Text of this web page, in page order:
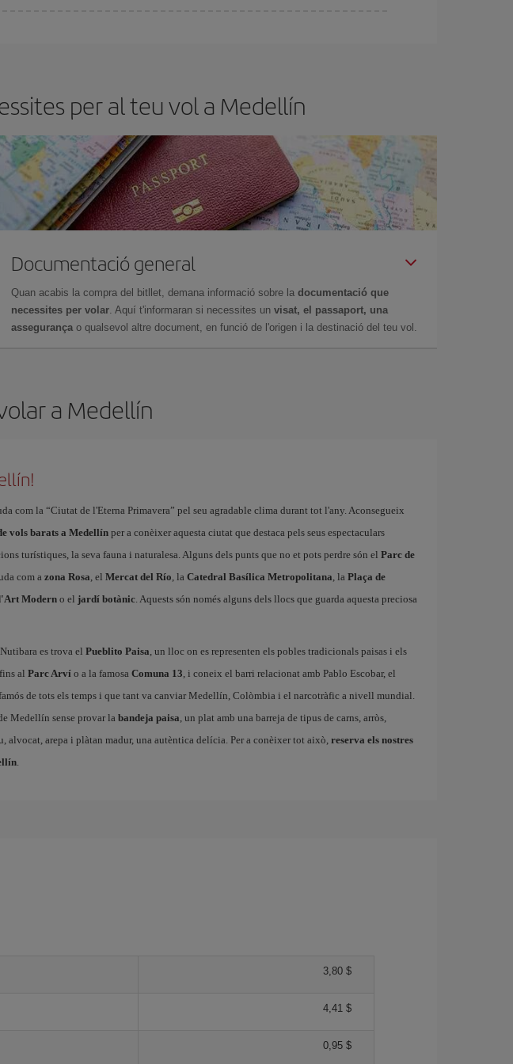
per al teu vol a Medellín
Documentació general
Quan acabis la compra del bitllet, demana informació sobre la documentació que
necessites per volar . Aquí t'informaran si necessites un visat, el passaport, una
assegurança o qualsevol altre document, en funció de l'origen i la destinació del teu vol.
a Medellín
com la “Ciutat de l'Eterna Primavera” pel seu agradable clima durant tot l'any. Aconsegueix
vols barats a Medellínper a conèixer aquesta ciutat que destaca pels seus espectaculars
turístiques, la seva fauna i naturalesa. Alguns dels punts que no et pots perdre són el Parc de
com a zona Rosa , el Mercat del Río , la Catedral Basílica Metropolitana , la Plaça de
Moderno el jardí botànic. Aquests són només alguns dels llocs que guarda aquesta preciosa
es trova el Pueblito Paisa , un lloc on es representen els pobles tradicionals paisas i els
al Parc Arvío a la famosa Comuna 13 , i coneix el barri relacionat amb Pablo Escobar, el
de tots els temps i que tant va canviar Medellín, Colòmbia i el narcotràfic a nivell mundial.
Medellín sense provar la bandeja paisa , un plat amb una barreja de tipus de carns, arròs,
alvocat, arepa i plàtan madur, una autèntica delícia. Per a conèixer tot això, reserva els nostres
.
3,80 $
4,41 $
0,95 $